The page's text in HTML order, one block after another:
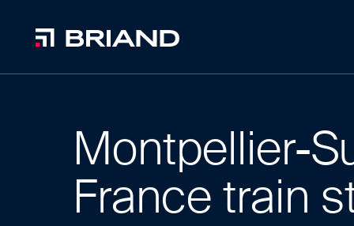
Montpellier-
France train